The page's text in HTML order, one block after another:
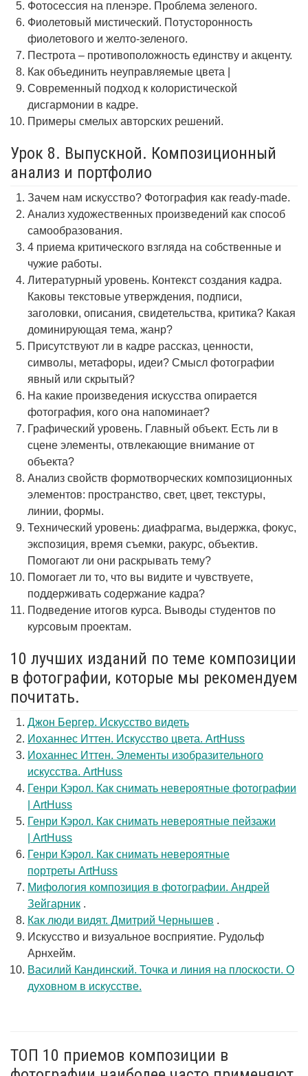
Фотосессия на пленэре. Проблема зеленого.
Фиолетовый мистический. Потусторонность
фиолетового и желто-зеленого.
Пестрота – противоположность единству и акценту.
Как объединить неуправляемые цвета |
Современный подход к колористической
дисгармонии в кадре.
Примеры смелых авторских решений.
Урок 8. Выпускной. Композиционный
анализ и портфолио
Зачем нам искусство? Фотография как ready-made.
Анализ художественных произведений как способ
самообразования.
4 приема критического взгляда на собственные и
чужие работы.
Литературный уровень. Контекст создания кадра.
Каковы текстовые утверждения, подписи,
заголовки, описания, свидетельства, критика? Какая
доминирующая тема, жанр?
Присутствуют ли в кадре рассказ, ценности,
символы, метафоры, идеи? Смысл фотографии
явный или скрытый?
На какие произведения искусства опирается
фотография, кого она напоминает?
Графический уровень. Главный объект. Есть ли в
сцене элементы, отвлекающие внимание от
объекта?
Анализ свойств формотворческих композиционных
элементов: пространство, свет, цвет, текстуры,
линии, формы.
Технический уровень: диафрагма, выдержка, фокус,
экспозиция, время съемки, ракурс, объектив.
Помогают ли они раскрывать тему?
Помогает ли то, что вы видите и чувствуете,
поддерживать содержание кадра?
Подведение итогов курса. Выводы студентов по
курсовым проектам.
10 лучших изданий по теме композиции
в фотографии, которые мы рекомендуем
почитать.
Джон Бергер. Искусство видеть
Иоханнес Иттен. Искусство цвета. ArtHuss
Иоханнес Иттен. Элементы изобразительного
искусства. ArtHuss
Генри Кэрол. Как снимать невероятные фотографии
| ArtHuss
Генри Кэрол. Как снимать невероятные пейзажи
| ArtHuss
Генри Кэрол. Как снимать невероятные
портреты ArtHuss
Мифология композиция в фотографии. Андрей
Зейгарник .
Как люди видят. Дмитрий Чернышев .
Искусство и визуальное восприятие. Рудольф
Арнхейм.
Василий Кандинский. Точка и линия на плоскости. О
духовном в искусстве.
ТОП 10 приемов композиции в